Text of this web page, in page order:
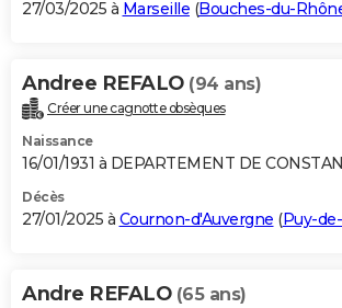
27/03/2025 à Marseille (Bouches-du-
Andree REFALO (94 ans)
Créer une cagnotte obsèques
Naissance
16/01/1931 à DEPARTEMENT DE
Décès
27/01/2025 à Cournon-d'Auvergne (Puy-
Andre REFALO (65 ans)